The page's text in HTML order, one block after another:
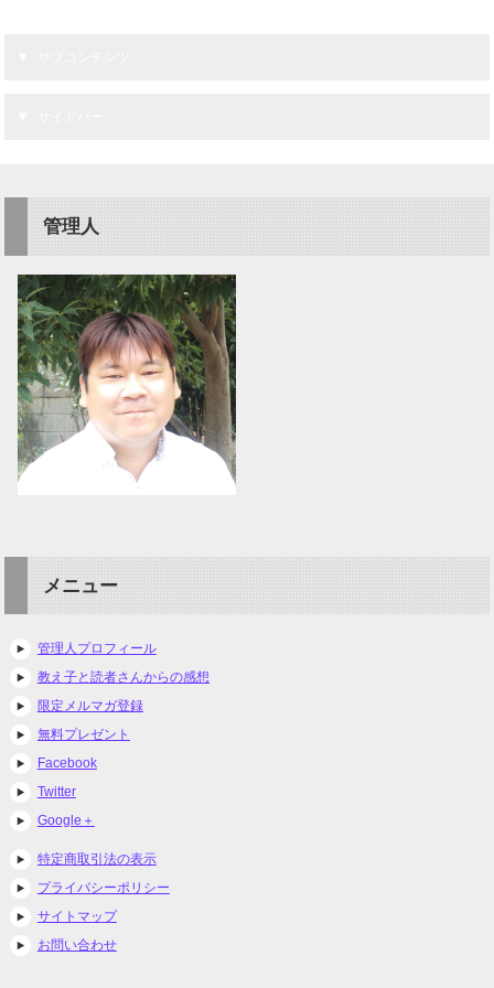
管理人
メニュー
管理人プロフィール
教え子と読者さんからの感想
限定メルマガ登録
無料プレゼント
Facebook
Twitter
Google＋
特定商取引法の表示
プライバシーポリシー
サイトマップ
お問い合わせ